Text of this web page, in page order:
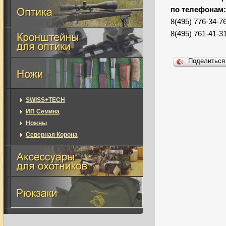
по телефонам:
8(495) 776-34-
8(495) 761-41-
SWISS+TECH
ИП Семина
Ножны
Северная Корона